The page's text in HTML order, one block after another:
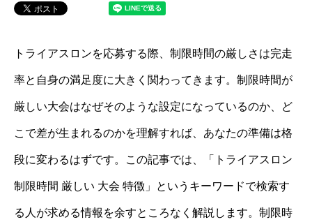
トライアスロンを応募する際、制限時間の厳しさは完走
率と自身の満足度に大きく関わってきます。制限時間が
厳しい大会はなぜそのような設定になっているのか、ど
こで差が生まれるのかを理解すれば、あなたの準備は格
段に変わるはずです。この記事では、「トライアスロン
制限時間 厳しい 大会 特徴」というキーワードで検索す
る人が求める情報を余すところなく解説します。制限時